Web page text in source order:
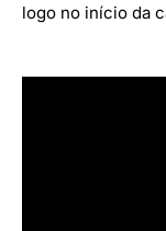
logo no início da